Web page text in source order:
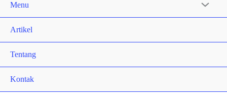
Menu
Artikel
Tentang
Kontak